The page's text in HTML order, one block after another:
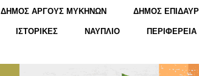
ΔΗΜΟΣ ΑΡΓΟΥΣ ΜΥΚΗΝΩΝ ΔΗΜΟΣ
ΙΣΤΟΡΙΚΕΣ ΝΑΥΠΛΙΟ